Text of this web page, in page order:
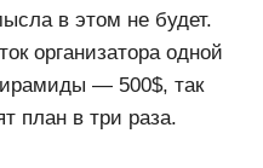
в этом не будет.
организатора одной
— 500$, так
план в три раза.